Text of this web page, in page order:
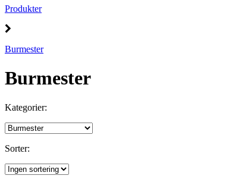
Produkter
Burmester
Burmester
Kategorier:
Sorter: